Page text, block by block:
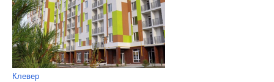
Клевер